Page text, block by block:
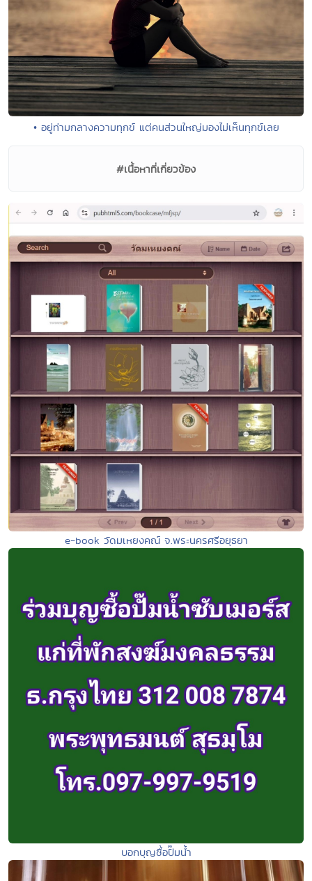
• อยู่ท่ามกลางความทุกข์ แต่คนส่วนใหญ่มองไม่เห็นทุกข์เลย
#เนื้อหาที่เกี่ยวข้อง
e-book วัดมเหยงคณ์ จ.พระนครศรีอยุธยา
บอกบุญซื้อปั๊มน้ำ